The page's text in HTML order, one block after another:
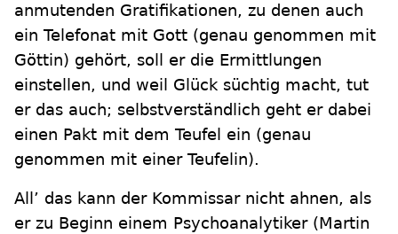
anmutenden Gratifikationen, zu denen auch
ein Telefonat mit Gott (genau genommen mit
Göttin) gehört, soll er die Ermittlungen
einstellen, und weil Glück süchtig macht, tut
er das auch; selbstverständlich geht er dabei
einen Pakt mit dem Teufel ein (genau
genommen mit einer Teufelin).
All’ das kann der Kommissar nicht ahnen, als
er zu Beginn einem Psychoanalytiker (Martin